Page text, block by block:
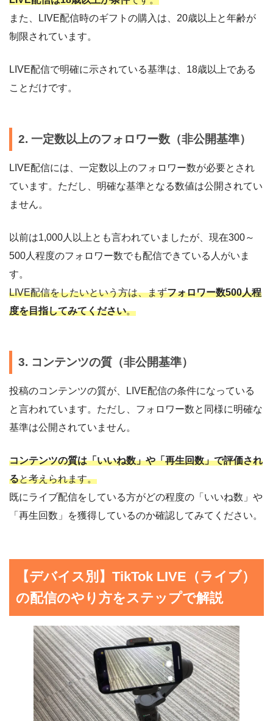
また、LIVE配信時のギフトの購入は、20歳以上と年齢が
制限されています。
LIVE配信で明確に示されている基準は、18歳以上である
ことだけです。
2. 一定数以上のフォロワー数（非公開基準）
LIVE配信には、一定数以上のフォロワー数が必要とされ
ています。ただし、明確な基準となる数値は公開されてい
ません。
以前は1,000人以上とも言われていましたが、現在300～
500人程度のフォロワー数でも配信できている人がいま
す。
LIVE配信をしたいという方は、まずフォロワー数500人程
度を目指してみてください。
3. コンテンツの質（非公開基準）
投稿のコンテンツの質が、LIVE配信の条件になっている
と言われています。ただし、フォロワー数と同様に明確な
基準は公開されていません。
コンテンツの質は「いいね数」や「再生回数」で評価され
ると考えられます。
既にライブ配信をしている方がどの程度の「いいね数」や
「再生回数」を獲得しているのか確認してみてください。
【デバイス別】TikTok LIVE（ライブ）
の配信のやり方をステップで解説